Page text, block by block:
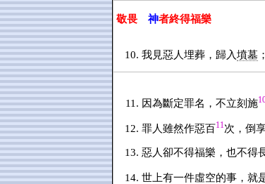
敬畏 神者終得福樂
我見惡人埋葬，歸入墳墓
因為斷定罪名，不立刻施
罪人雖然作惡百11次，倒
惡人卻不得福樂，也不得
世上有一件虛空的事，就